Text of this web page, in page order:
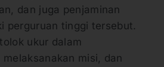
dan juga penjaminan
perguruan tinggi tersebut.
ukur dalam
misi, dan